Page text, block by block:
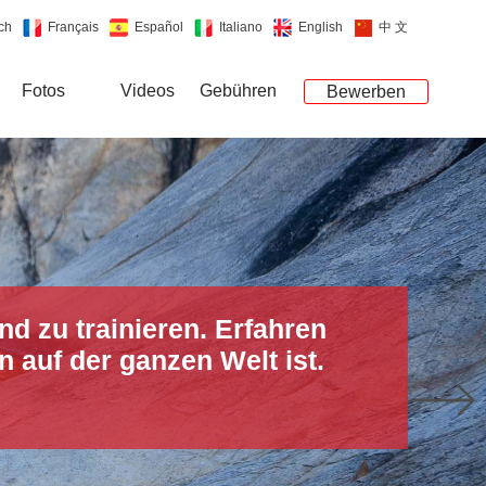
Français Español Italiano English 中 文
Fotos Videos Gebühren Bewerben
zu trainieren. Erfahren
auf der ganzen Welt ist.
und Balance zu
und zukünftigen
von Meistern der Yip-